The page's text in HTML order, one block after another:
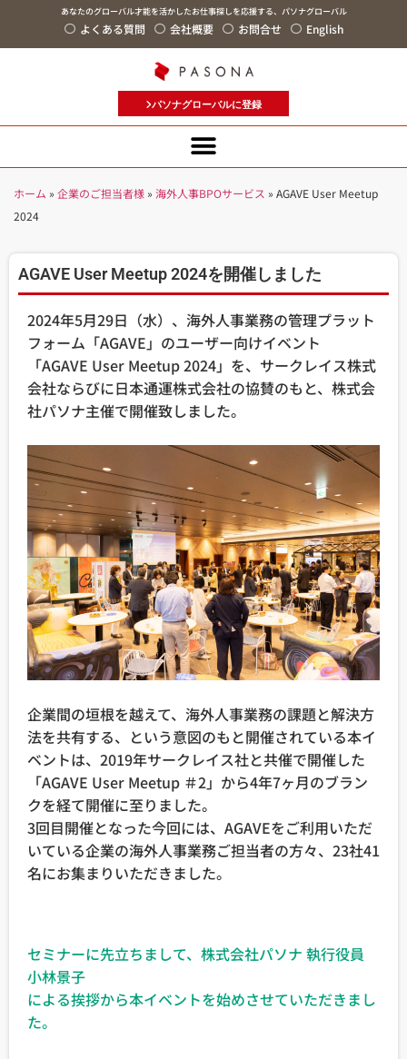
あなたのグローバル才能を活かしたお仕事探しを応援する、パソナグローバル
よくある質問 会社概要 お問合せ English
パソナグローバルに登録
ホーム »企業のご担当者様 »海外人事BPOサービス »AGAVE User Meetup
2024
AGAVE User Meetup 2024を開催しました
2024年5月29日（水）、海外人事業務の管理プラット
フォーム「AGAVE」のユーザー向けイベント
「AGAVE User Meetup 2024」を、サークレイス株式
会社ならびに日本通運株式会社の協賛のもと、株式会
社パソナ主催で開催致しました。
企業間の垣根を越えて、海外人事業務の課題と解決方
法を共有する、という意図のもと開催されている本イ
ベントは、2019年サークレイス社と共催で開催した
「AGAVE User Meetup ＃2」から4年7ヶ月のブラン
クを経て開催に至りました。
3回目開催となった今回には、AGAVEをご利用いただ
いている企業の海外人事業務ご担当者の方々、23社41
名にお集まりいただきました。
セミナーに先立ちまして、株式会社パソナ 執行役員
小林景子
による挨拶から本イベントを始めさせていただきまし
た。